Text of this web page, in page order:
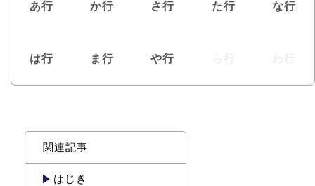
あ行 か行 さ行 た行 な行
は行 ま行 や行
関連記事
はじき